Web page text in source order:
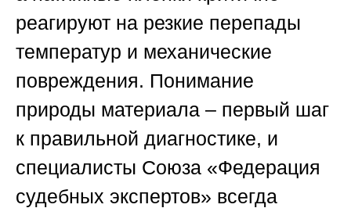
реагируют на резкие перепады
температур и механические
повреждения. Понимание
природы материала – первый шаг
к правильной диагностике, и
специалисты Союза «Федерация
судебных экспертов» всегда